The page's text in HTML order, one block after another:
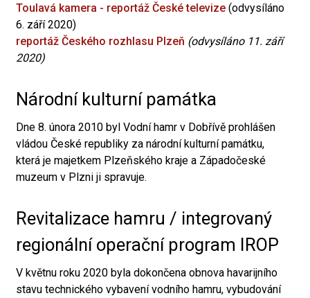
Toulavá kamera - reportáž České televize (odvysíláno
6. září 2020)
reportáž Českého rozhlasu Plzeň (odvysíláno 11. září
2020)
Národní kulturní památka
Dne 8. února 2010 byl Vodní hamr v Dobřívě prohlášen
vládou České republiky za národní kulturní památku,
která je majetkem Plzeňského kraje a Západočeské
muzeum v Plzni ji spravuje.
Revitalizace hamru / integrovaný
regionální operační program IROP
V květnu roku 2020 byla dokončena obnova havarijního
stavu technického vybavení vodního hamru, vybudování